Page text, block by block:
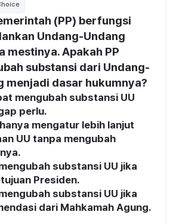
(PP) berfungsi
Undang-Undang
mestinya. Apakah PP
substansi dari Undang-
menjadi dasar hukumnya?
mengubah substansi UU
perlu.
mengatur lebih lanjut
UU tanpa mengubah
substansi UU jika
Presiden.
substansi UU jika
dari Mahkamah Agung.